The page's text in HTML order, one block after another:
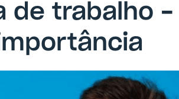
de trabalho -